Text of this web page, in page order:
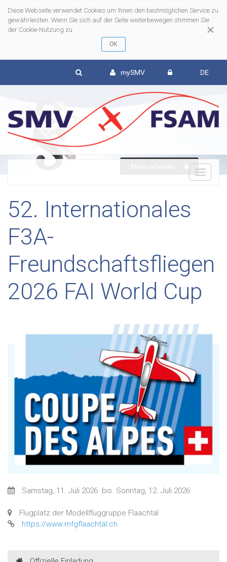
×
Diese Webseite verwendet Cookies um Ihnen den bestmöglichen Service zu
gewährleisten. Wenn Sie sich auf der Seite weiterbewegen stimmen Sie
der Cookie-Nutzung zu
mySMV DE
52. Internationales
F3A-
Freundschaftsfliegen
2026 FAI World Cup
Samstag, 11. Juli 2026 bis Sonntag, 12. Juli 2026
Flugplatz der Modellfluggruppe Flaachtal
https://www.mfgflaachtal.ch